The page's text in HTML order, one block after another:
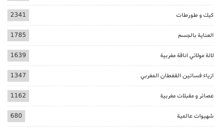
كيك و طورطات 2341
العناية بالجسم 1785
لالة مولاتي اناقة مغربية 1639
ازياء فساتين القفطان المغربي 1347
عصائر و مقبلات مغربية 1162
شهيوات عالمية 680